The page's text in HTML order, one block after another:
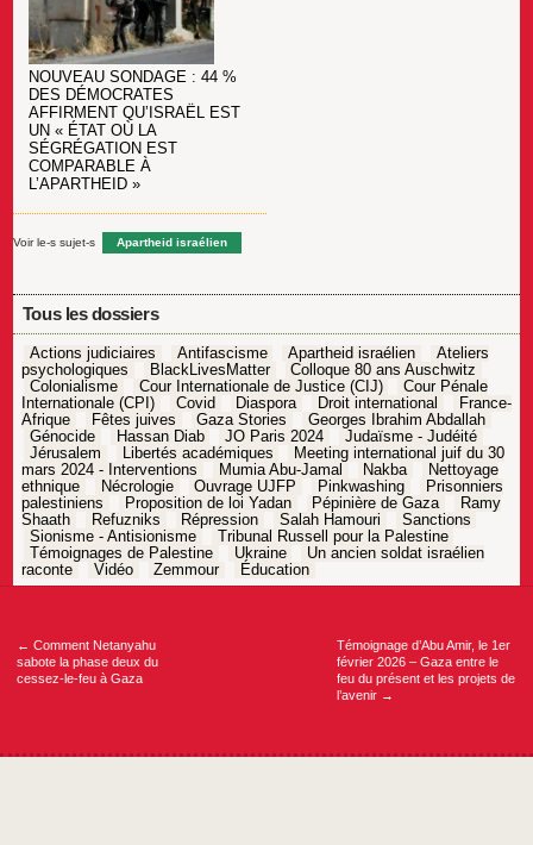
NOUVEAU SONDAGE : 44 %
DES DÉMOCRATES
AFFIRMENT QU’ISRAËL EST
UN « ÉTAT OÙ LA
SÉGRÉGATION EST
COMPARABLE À
L’APARTHEID »
Voir le-s sujet-s Apartheid israélien
Tous les dossiers
Actions judiciaires Antifascisme Apartheid israélien
Ateliers
psychologiques
BlackLivesMatter
Colloque 80 ans Auschwitz
Colonialisme
Cour Internationale de Justice (CIJ)
Cour Pénale
Internationale (CPI)
Covid Diaspora Droit international
France-
Afrique
Fêtes juives Gaza Stories
Georges Ibrahim Abdallah
Génocide
Hassan Diab JO Paris 2024
Judaïsme - Judéité
Jérusalem
Libertés académiques
Meeting international juif du 30
mars 2024 - Interventions
Mumia Abu-Jamal Nakba
Nettoyage
ethnique
Nécrologie Ouvrage UJFP Pinkwashing
Prisonniers
palestiniens
Proposition de loi Yadan Pépinière de Gaza
Ramy
Shaath
Refuzniks Répression Salah Hamouri
Sanctions
Sionisme - Antisionisme
Tribunal Russell pour la Palestine
Témoignages de Palestine
Ukraine
Un ancien soldat israélien
raconte
Vidéo Zemmour Éducation
Navigation
← Comment Netanyahu
sabote la phase deux du
cessez-le-feu à Gaza
Témoignage d’Abu Amir, le 1er
février 2026 – Gaza entre le
feu du présent et les projets de
l’avenir →